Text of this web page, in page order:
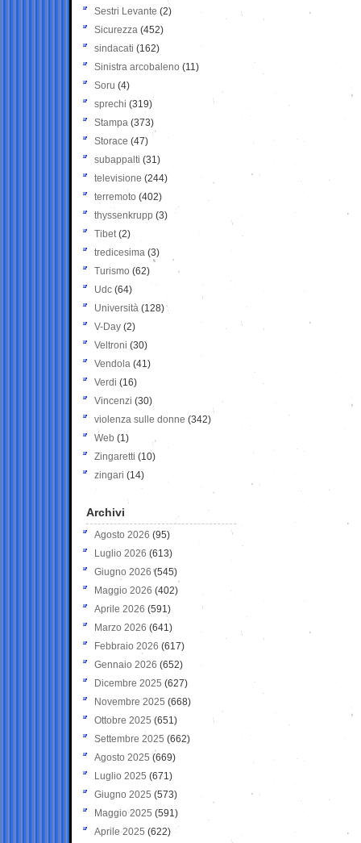
Sestri Levante (2)
Sicurezza (452)
sindacati (162)
Sinistra arcobaleno (11)
Soru (4)
sprechi (319)
Stampa (373)
Storace (47)
subappalti (31)
televisione(244)
terremoto (402)
thyssenkrupp (3)
Tibet(2)
tredicesima (3)
Turismo (62)
Udc (64)
Università (128)
V-Day (2)
Veltroni (30)
Vendola (41)
Verdi (16)
Vincenzi (30)
violenza sulle donne (342)
Web (1)
Zingaretti (10)
zingari (14)
Archivi
Agosto 2026 (95)
Luglio 2026 (613)
Giugno 2026 (545)
Maggio 2026 (402)
Aprile 2026 (591)
Marzo 2026 (641)
Febbraio 2026 (617)
Gennaio 2026 (652)
Dicembre 2025 (627)
Novembre 2025 (668)
Ottobre 2025 (651)
Settembre 2025 (662)
Agosto 2025 (669)
Luglio 2025 (671)
Giugno 2025 (573)
Maggio 2025 (591)
Aprile 2025 (622)